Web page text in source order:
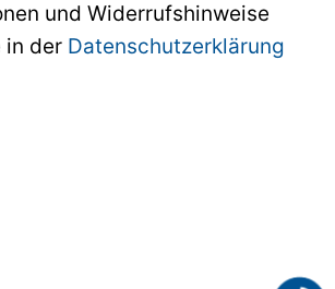
und Widerrufshinweise
in der Datenschutzerklärung